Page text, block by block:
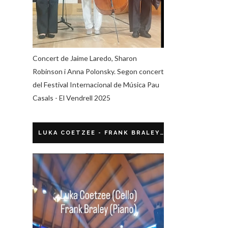
Concert de Jaime Laredo, Sharon
Robinson i Anna Polonsky. Segon concert
del Festival Internacional de Música Pau
Casals - El Vendrell 2025
LUKA COETZEE - FRANK BRALEY